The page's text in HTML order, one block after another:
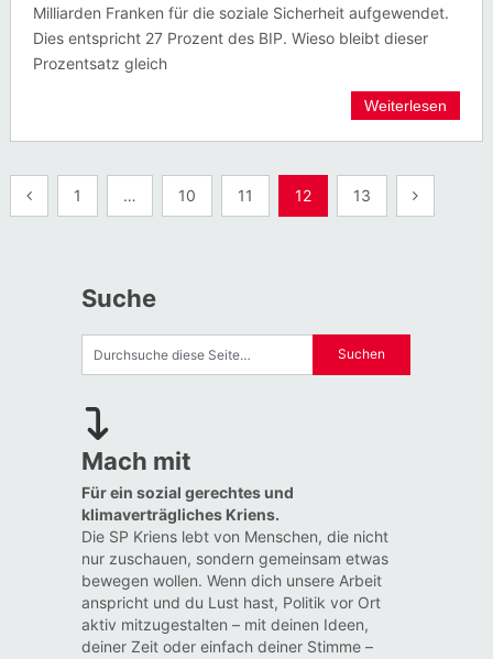
Milliarden Franken für die soziale Sicherheit aufgewendet.
Dies entspricht 27 Prozent des BIP. Wieso bleibt dieser
Prozentsatz gleich
Weiterlesen
Seitennummerierung
1 … 10 11 12 13
Suche
Mach mit
Für ein sozial gerechtes und
klimaverträgliches Kriens.
Die SP Kriens lebt von Menschen, die nicht
nur zuschauen, sondern gemeinsam etwas
bewegen wollen. Wenn dich unsere Arbeit
anspricht und du Lust hast, Politik vor Ort
aktiv mitzugestalten – mit deinen Ideen,
deiner Zeit oder einfach deiner Stimme –